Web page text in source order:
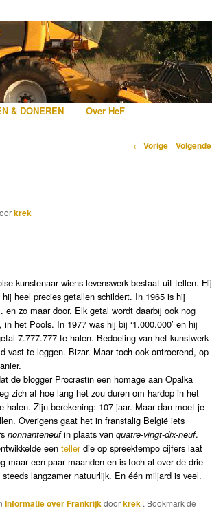
Frankrijk hebben
& DONEREN Over HeF
Berichtnavigatie
← Vorige Volgende
krek
kunstenaar wiens levenswerk bestaat uit tellen. Hij
heel precies getallen schildert. In 1965 is hij
zo maar door. Elk getal wordt daarbij ook nog
het Pools. In 1977 was hij bij ‘1.000.000’ en hij
7.777.777 te halen. Bedoeling van het kunstwerk
vast te leggen. Bizar. Maar toch ook ontroerend, op
de blogger Procrastin een homage aan Opalka
zich af hoe lang het zou duren om hardop in het
halen. Zijn berekening: 107 jaar. Maar dan moet je
Overigens gaat het in franstalig België iets
nonnanteneufin plaats vanquatre-vingt-dix-neuf.
eentellerdie op spreektempo cijfers laat
maar een paar maanden en is toch al over de drie
langzamer natuurlijk. En één miljard is veel.
Informatie over Frankrijkdoorkrek . Bookmark de